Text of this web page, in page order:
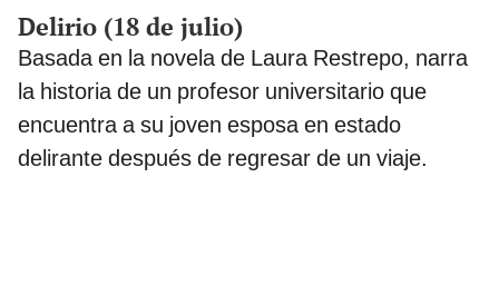
Delirio (18 de julio)
Basada en la novela de Laura Restrepo, narra
la historia de un profesor universitario que
encuentra a su joven esposa en estado
delirante después de regresar de un viaje.